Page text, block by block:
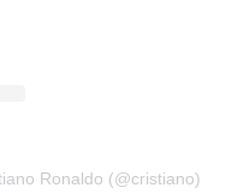
Ronaldo (@cristiano)